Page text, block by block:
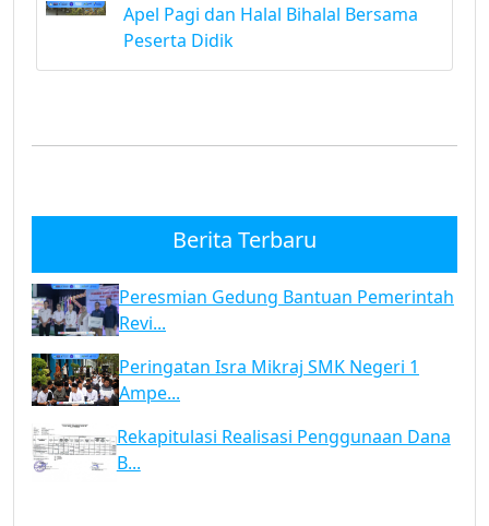
Apel Pagi dan Halal Bihalal Bersama
Peserta Didik
Berita Terbaru
Peresmian Gedung Bantuan Pemerintah
Revi...
Peringatan Isra Mikraj SMK Negeri 1
Ampe...
Rekapitulasi Realisasi Penggunaan Dana
B...